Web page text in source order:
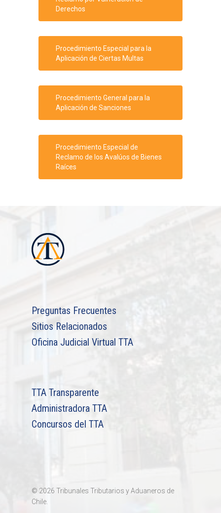
Derechos
Procedimiento Especial para la
Aplicación de Ciertas Multas
Procedimiento General para la
Aplicación de Sanciones
Procedimiento Especial de
Reclamo de los Avalúos de Bienes
Raíces
Preguntas Frecuentes
Sitios Relacionados
Oficina Judicial Virtual TTA
TTA Transparente
Administradora TTA
Concursos del TTA
© 2026 Tribunales Tributarios y Aduaneros de
Chile.